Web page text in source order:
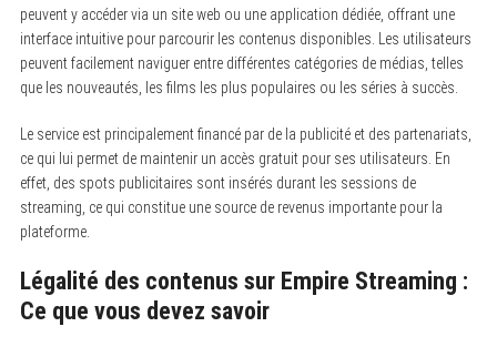
peuvent y accéder via un site web ou une application dédiée, offrant une
interface intuitive pour parcourir les contenus disponibles. Les utilisateurs
peuvent facilement naviguer entre différentes catégories de médias, telles
que les nouveautés, les films les plus populaires ou les séries à succès.
Le service est principalement financé par de la publicité et des partenariats,
ce qui lui permet de maintenir un accès gratuit pour ses utilisateurs. En
effet, des spots publicitaires sont insérés durant les sessions de
streaming, ce qui constitue une source de revenus importante pour la
plateforme.
Légalité des contenus sur Empire Streaming :
Ce que vous devez savoir